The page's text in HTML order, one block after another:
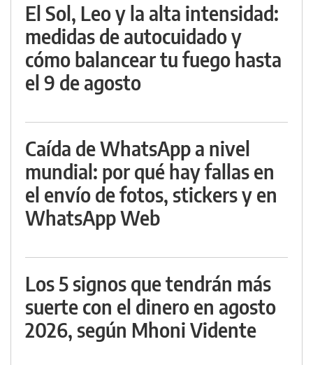
El Sol, Leo y la alta intensidad:
medidas de autocuidado y
cómo balancear tu fuego hasta
el 9 de agosto
Caída de WhatsApp a nivel
mundial: por qué hay fallas en
el envío de fotos, stickers y en
WhatsApp Web
Los 5 signos que tendrán más
suerte con el dinero en agosto
2026, según Mhoni Vidente